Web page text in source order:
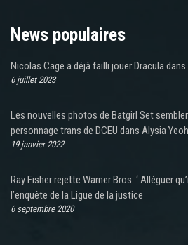
News populaires
Nicolas Cage a déjà failli jouer Dracula
6 juillet 2023
Les nouvelles photos de Batgirl Set
personnage trans de DCEU dans Alysia Yeoh
19 janvier 2022
Ray Fisher rejette Warner Bros. ‘ Alléguer
l’enquête de la Ligue de la justice
6 septembre 2020